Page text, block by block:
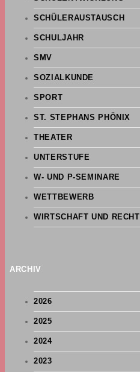
SCHÜLERAUSTAUSCH
SCHULJAHR
SMV
SOZIALKUNDE
SPORT
ST. STEPHANS PHÖNIX
THEATER
UNTERSTUFE
W- UND P-SEMINARE
WETTBEWERB
WIRTSCHAFT UND RECHT
ARCHIV
2026
2025
2024
2023